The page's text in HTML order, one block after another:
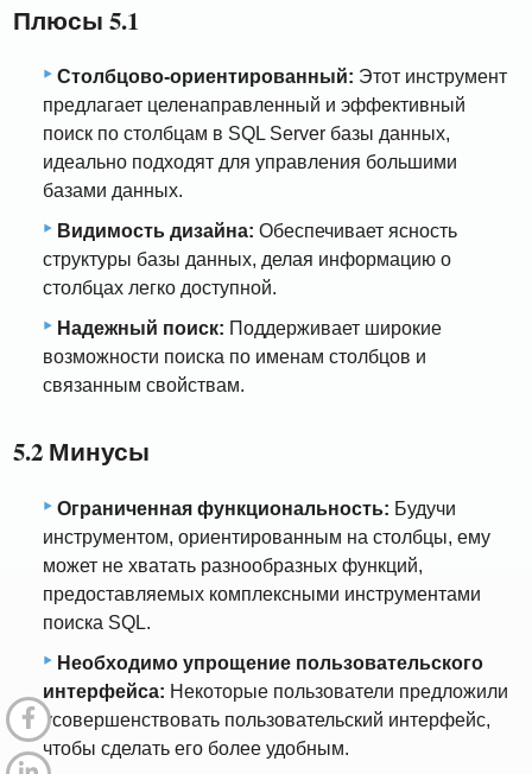
Плюсы 5.1
Столбцово-ориентированный: Этот инструмент
предлагает целенаправленный и эффективный
поиск по столбцам в SQL Server базы данных,
идеально подходят для управления большими
базами данных.
Видимость дизайна: Обеспечивает ясность
структуры базы данных, делая информацию о
столбцах легко доступной.
Надежный поиск: Поддерживает широкие
возможности поиска по именам столбцов и
связанным свойствам.
5.2 Минусы
Ограниченная функциональность: Будучи
инструментом, ориентированным на столбцы, ему
может не хватать разнообразных функций,
предоставляемых комплексными инструментами
поиска SQL.
Необходимо упрощение пользовательского
интерфейса: Некоторые пользователи предложили
усовершенствовать пользовательский интерфейс,
чтобы сделать его более удобным.